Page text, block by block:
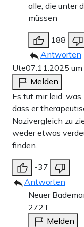
alle, die unter
müssen
188
Antworten
Ute07.11.2025
Melden
Es tut mir leid,
dass er
Nazivergleich zu
weder etwas
finden.
-37
Antworten
Neuer
272T
Melden